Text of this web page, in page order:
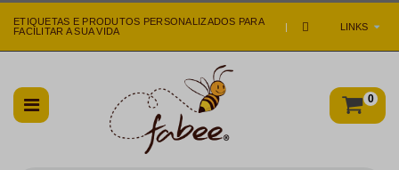
LINKS
ETIQUETAS E PRODUTOS PERSONALIZADOS PARA
FACILITAR A SUA VIDA
|
0